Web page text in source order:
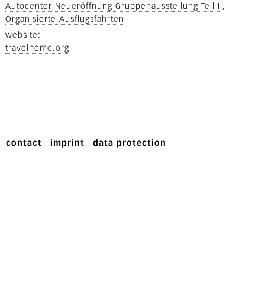
Autocenter Neueröffnung Gruppenausstellung Teil II
Organisierte Ausflugsfahrten
website
travelhome.org
contact imprint data protection